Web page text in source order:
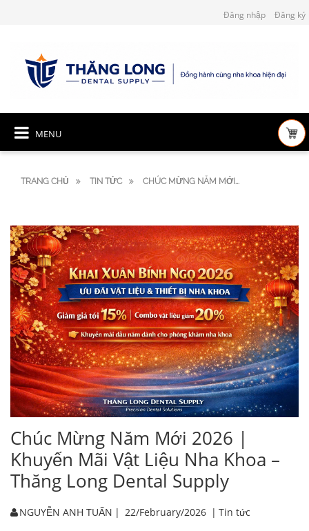
Đăng nhập Đăng ký
MENU
TRANG CHỦ TIN TỨC CHÚC MỪNG NĂM MỚI...
Chúc Mừng Năm Mới 2026 |
Khuyến Mãi Vật Liệu Nha Khoa –
Thăng Long Dental Supply
NGUYỄN ANH TUẤN | 22/February/2026 | Tin tức